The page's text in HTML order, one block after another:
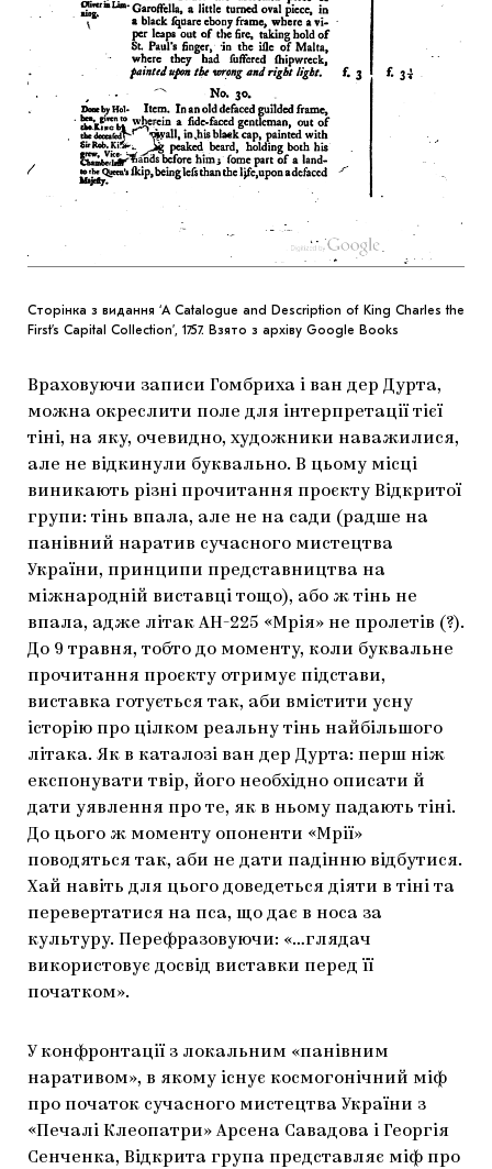
Сторінка з видання ‘A Catalogue and Description of King Charles the
First’s Capital Collection’, 1757. Взято з архіву Google Books
Враховуючи записи Гомбриха і ван дер Дурта,
можна окреслити поле для інтерпретації тієї
тіні, на яку, очевидно, художники наважилися,
але не відкинули буквально. В цьому місці
виникають різні прочитання проєкту Відкритої
групи: тінь впала, але не на сади (радше на
панівний наратив сучасного мистецтва
України, принципи представництва на
міжнародній виставці тощо), або ж тінь не
впала, адже літак АН-225 «Мрія» не пролетів (?).
До 9 травня, тобто до моменту, коли буквальне
прочитання проєкту отримує підстави,
виставка готується так, аби вмістити усну
історію про цілком реальну тінь найбільшого
літака. Як в каталозі ван дер Дурта: перш ніж
експонувати твір, його необхідно описати й
дати уявлення про те, як в ньому падають тіні.
До цього ж моменту опоненти «Мрії»
поводяться так, аби не дати падінню відбутися.
Хай навіть для цього доведеться діяти в тіні та
перевертатися на пса, що дає в носа за
культуру. Перефразовуючи: «…глядач
використовує досвід виставки перед її
початком».
У конфронтації з локальним «панівним
наративом», в якому існує космогонічний міф
про початок сучасного мистецтва України з
«Печалі Клеопатри» Арсена Савадова і Георгія
Сенченка, Відкрита група представляє міф про